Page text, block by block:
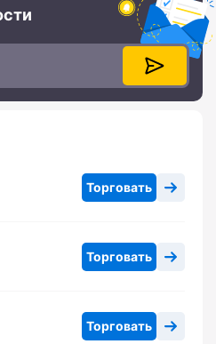
Торговать
Торговать
Торговать